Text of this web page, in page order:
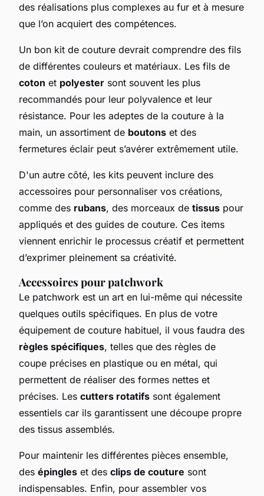
des réalisations plus complexes au fur et à mesure
que l’on acquiert des compétences.
Un bon kit de couture devrait comprendre des fils
de différentes couleurs et matériaux. Les fils de
coton et polyester sont souvent les plus
recommandés pour leur polyvalence et leur
résistance. Pour les adeptes de la couture à la
main, un assortiment de boutons et des
fermetures éclair peut s’avérer extrêmement utile.
D'un autre côté, les kits peuvent inclure des
accessoires pour personnaliser vos créations,
comme des rubans, des morceaux de tissus pour
appliqués et des guides de couture. Ces items
viennent enrichir le processus créatif et permettent
d’exprimer pleinement sa créativité.
Accessoires pour patchwork
Le patchwork est un art en lui-même qui nécessite
quelques outils spécifiques. En plus de votre
équipement de couture habituel, il vous faudra des
règles spécifiques, telles que des règles de
coupe précises en plastique ou en métal, qui
permettent de réaliser des formes nettes et
précises. Les cutters rotatifs sont également
essentiels car ils garantissent une découpe propre
des tissus assemblés.
Pour maintenir les différentes pièces ensemble,
des épingles et des clips de couture sont
indispensables. Enfin, pour assembler vos